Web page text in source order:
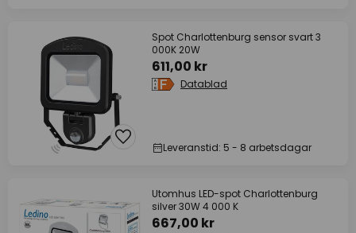
Spot Charlottenburg sensor svart 3
000K 20W
611,00 kr
Datablad
Leveranstid: 5 - 8 arbetsdagar
Utomhus LED-spot Charlottenburg
silver 30W 4 000 K
667,00 kr